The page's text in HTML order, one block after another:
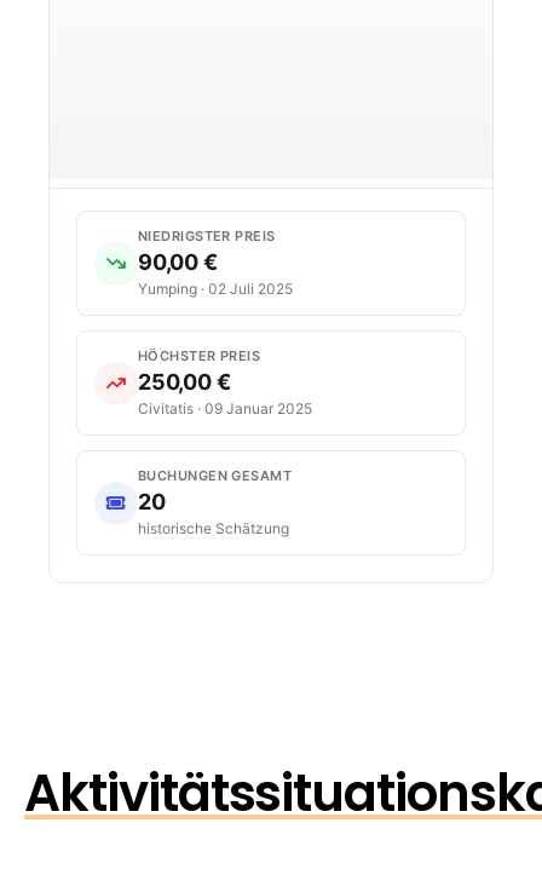
NIEDRIGSTER PREIS
90,00 €
Yumping · 02 Juli 2025
HÖCHSTER PREIS
250,00 €
Civitatis · 09 Januar 2025
BUCHUNGEN GESAMT
20
historische Schätzung